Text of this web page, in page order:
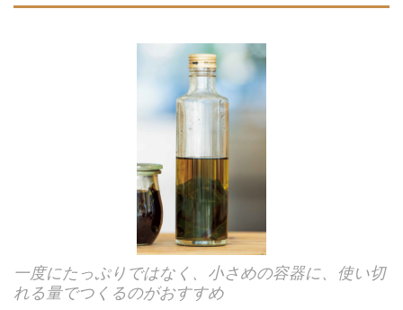
一度にたっぷりではなく、小さめの容器に、使い切
れる量でつくるのがおすすめ